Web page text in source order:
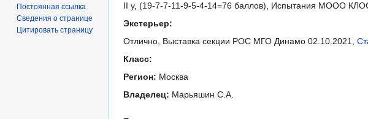
II у, (19-7-7-11-9-5-4-14=76 баллов), Испытания МООО
Экстерьер:
Отлично, Выставка секции РОС МГО Динамо 02.10.2021,
Класс:
Регион: Москва
Владелец: Марьяшин С.А.
Постоянная ссылка
Сведения о странице
Цитировать страницу